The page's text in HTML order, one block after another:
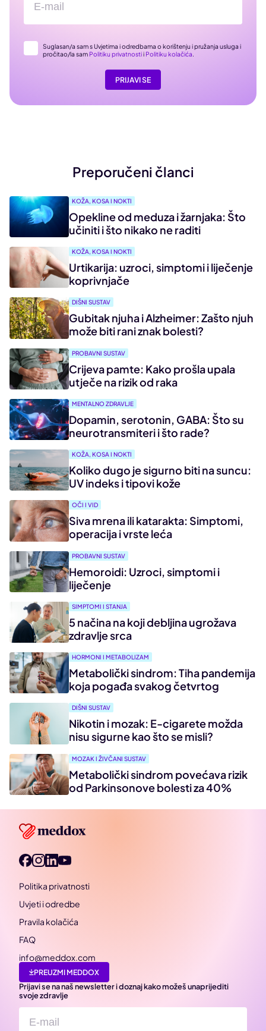
Suglasan/a sam s Uvjetima i odredbama o korištenju i pružanja usluga i
pročitao/la sam Politiku privatnostii Politiku kolačića.
PRIJAVI SE
Preporučeni članci
KOŽA, KOSA I NOKTI
Opekline od meduza i žarnjaka: Što
učiniti i što nikako ne raditi
KOŽA, KOSA I NOKTI
Urtikarija: uzroci, simptomi i liječenje
koprivnjače
DIŠNI SUSTAV
Gubitak njuha i Alzheimer: Zašto njuh
može biti rani znak bolesti?
PROBAVNI SUSTAV
Crijeva pamte: Kako prošla upala
utječe na rizik od raka
MENTALNO ZDRAVLJE
Dopamin, serotonin, GABA: Što su
neurotransmiteri i što rade?
KOŽA, KOSA I NOKTI
Koliko dugo je sigurno biti na suncu:
UV indeks i tipovi kože
OČI I VID
Siva mrena ili katarakta: Simptomi,
operacija i vrste leća
PROBAVNI SUSTAV
Hemoroidi: Uzroci, simptomi i
liječenje
SIMPTOMI I STANJA
5 načina na koji debljina ugrožava
zdravlje srca
HORMONI I METABOLIZAM
Metabolički sindrom: Tiha pandemija
koja pogađa svakog četvrtog
DIŠNI SUSTAV
Nikotin i mozak: E-cigarete možda
nisu sigurne kao što se misli?
MOZAK I ŽIVČANI SUSTAV
Metabolički sindrom povećava rizik
od Parkinsonove bolesti za 40%
Politika privatnosti
Uvjeti i odredbe
Pravila kolačića
FAQ
info@meddox.com
PREUZMI MEDDOX
Prijavi se na naš newsletter i doznaj kako možeš unaprijediti
svoje zdravlje